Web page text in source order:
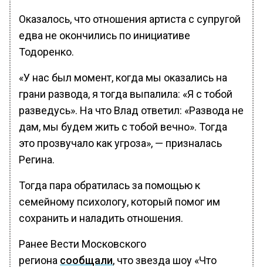
Оказалось, что отношения артиста с супругой
едва не окончились по инициативе
Тодоренко.
«У нас был момент, когда мы оказались на
грани развода, я тогда выпалила: «Я с тобой
разведусь». На что Влад ответил: «Развода не
дам, мы будем жить с тобой вечно». Тогда
это прозвучало как угроза», — призналась
Регина.
Тогда пара обратилась за помощью к
семейному психологу, который помог им
сохранить и наладить отношения.
Ранее Вести Московского
региона сообщали, что звезда шоу «Что